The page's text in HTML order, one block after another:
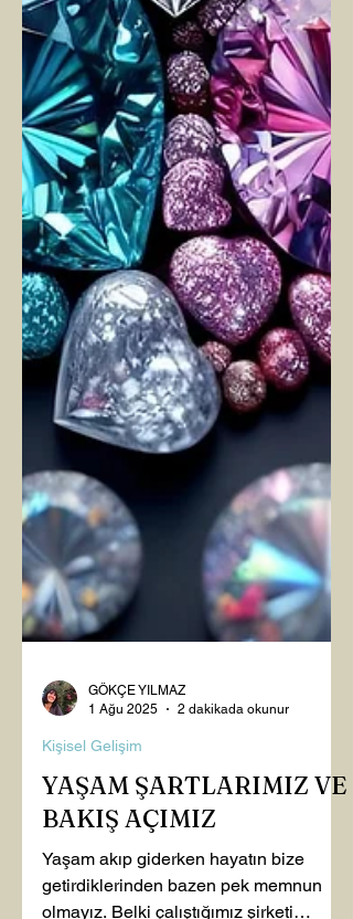
GÖKÇE YILMAZ
1 Ağu 2025
Kişisel Gelişim
YAŞAM ŞARTLARIMIZ VE
BAKIŞ AÇIMIZ
Yaşam akıp giderken hayatın bize